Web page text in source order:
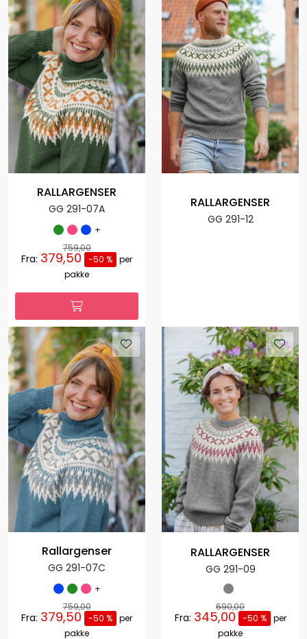
RALLARGENSER
GG 291-07A
+
759,00
Fra: 379,50 -50 % per
pakke
RALLARGENSER
GG 291-12
Rallargenser
GG 291-07C
+
759,00
Fra: 379,50 -50 % per
pakke
RALLARGENSER
GG 291-09
690,00
Fra: 345,00 -50 %
per
pakke